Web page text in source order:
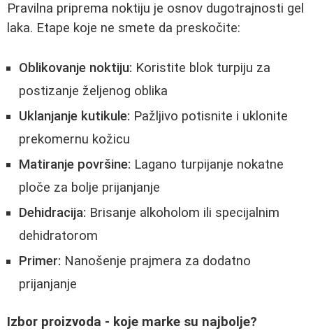
Pravilna priprema noktiju je osnov dugotrajnosti gel
laka. Etape koje ne smete da preskočite:
Oblikovanje noktiju: Koristite blok turpiju za
postizanje željenog oblika
Uklanjanje kutikule: Pažljivo potisnite i uklonite
prekomernu kožicu
Matiranje površine: Lagano turpijanje nokatne
ploče za bolje prijanjanje
Dehidracija: Brisanje alkoholom ili specijalnim
dehidratorom
Primer: Nanošenje prajmera za dodatno
prijanjanje
Izbor proizvoda - koje marke su najbolje?